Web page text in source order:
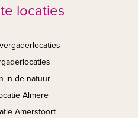
locaties
in de natuur
Almere
Amersfoort